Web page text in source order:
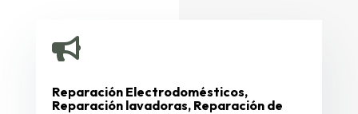

Reparación Electrodomésticos,
Reparación lavadoras, Reparación de